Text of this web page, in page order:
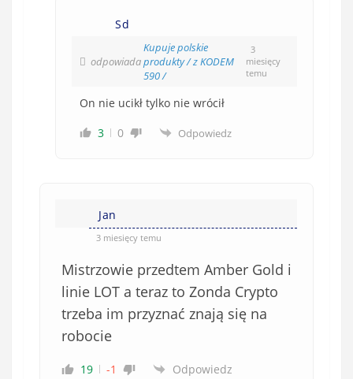
Sd
odpowiada
Kupuje polskie
produkty / z KODEM
590 /
3
miesięcy
temu
On nie ucikł tylko nie wrócił
3
0 Odpowiedz
Jan
3 miesięcy temu
Mistrzowie przedtem Amber Gold i
linie LOT a teraz to Zonda Crypto
trzeba im przyznać znają się na
robocie
19 -1 Odpowiedz